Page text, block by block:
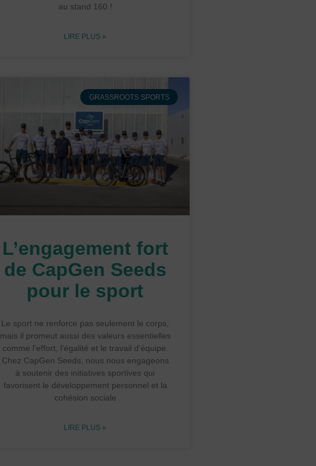
au stand 160 !
LIRE PLUS »
GRASSROOTS SPORTS
L’engagement fort
de CapGen Seeds
pour le sport
Le sport ne renforce pas seulement le corps,
mais il promeut aussi des valeurs essentielles
comme l’effort, l’égalité et le travail d’équipe.
Chez CapGen Seeds, nous nous engageons
à soutenir des initiatives sportives qui
favorisent le développement personnel et la
cohésion sociale
LIRE PLUS »